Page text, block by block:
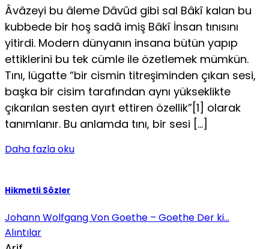
Âvâzeyi bu âleme Dâvûd gibi sal Bâkî kalan bu
kubbede bir hoş sadâ imiş Bâkî İnsan tınısını
yitirdi. Modern dünyanın insana bütün yapıp
ettiklerini bu tek cümle ile özetlemek mümkün.
Tını, lügatte “bir cismin titreşiminden çıkan sesi,
başka bir cisim tarafından aynı yükseklikte
çıkarılan sesten ayırt ettiren özellik”[1] olarak
tanım­lanır. Bu anlamda tını, bir sesi […]
Daha fazla oku
Hikmetli Sözler
Johann Wolfgang Von Goethe – Goethe Der ki…
Alıntılar